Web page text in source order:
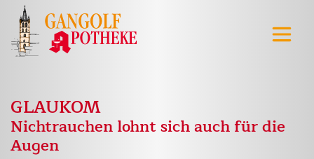
GLAUKOM
Nichtrauchen lohnt sich auch für die
Augen